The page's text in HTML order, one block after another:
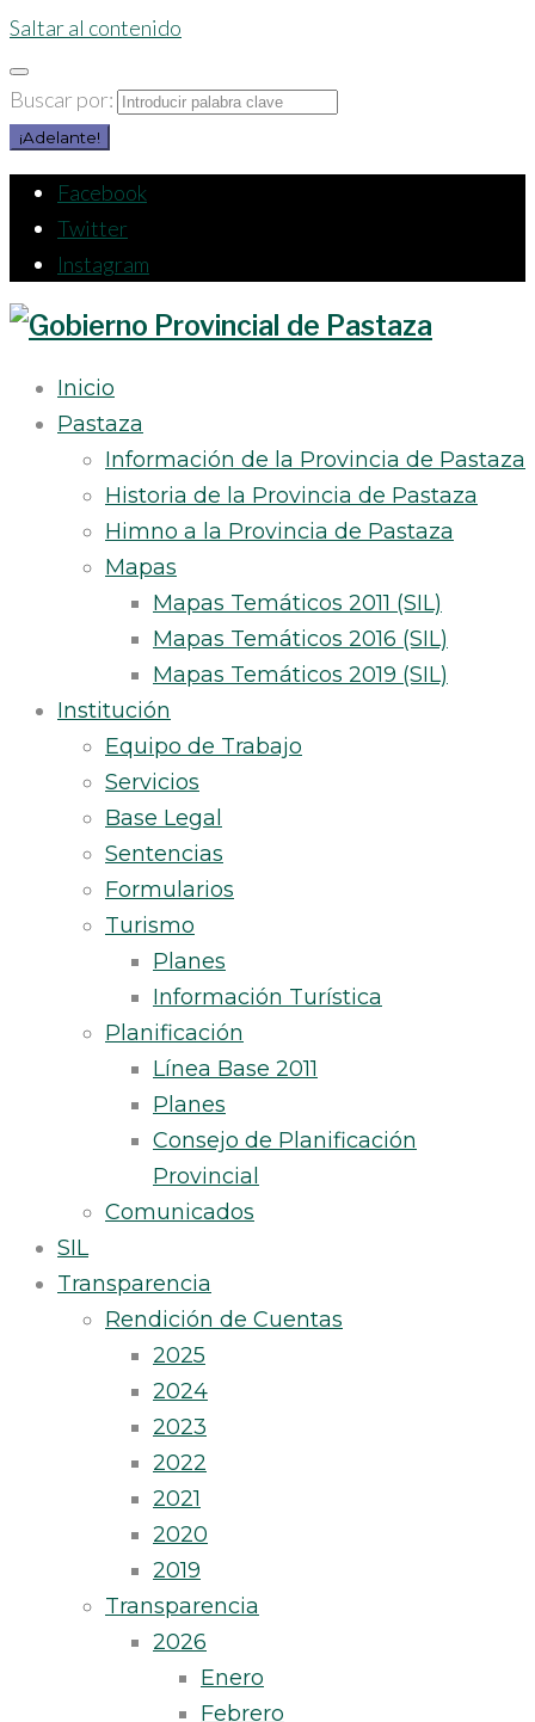
Saltar al contenido
Buscar por:
¡Adelante!
Facebook
Twitter
Instagram
Inicio
Pastaza
Información de la Provincia de Pastaza
Historia de la Provincia de Pastaza
Himno a la Provincia de Pastaza
Mapas
Mapas Temáticos 2011 (SIL)
Mapas Temáticos 2016 (SIL)
Mapas Temáticos 2019 (SIL)
Institución
Equipo de Trabajo
Servicios
Base Legal
Sentencias
Formularios
Turismo
Planes
Información Turística
Planificación
Línea Base 2011
Planes
Consejo de Planificación
Provincial
Comunicados
SIL
Transparencia
Rendición de Cuentas
2025
2024
2023
2022
2021
2020
2019
Transparencia
2026
Enero
Febrero